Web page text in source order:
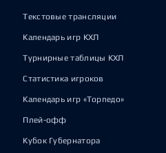
Текстовые трансляции
Календарь игр КХЛ
Турнирные таблицы КХЛ
Статистика игроков
Календарь игр «Торпедо»
Плей-офф
Кубок Губернатора